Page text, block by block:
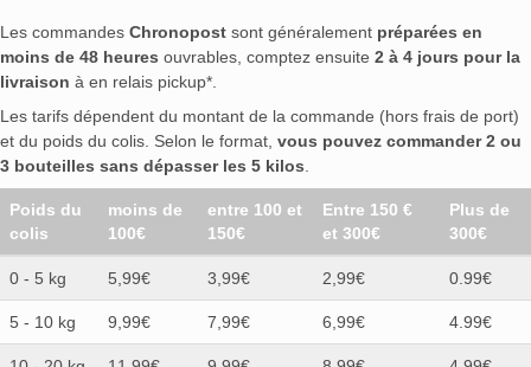
Les commandes Chronopost sont généralement préparées en
moins de 48 heures ouvrables, comptez ensuite 2 à 4 jours pour la
livraison à en relais pickup*.
Les tarifs dépendent du montant de la commande (hors frais de port)
et du poids du colis. Selon le format, vous pouvez commander 2 ou
3 bouteilles sans dépasser les 5 kilos
Poids du
colis
moins de
100€
entre 100 et
150€
Entre 150 €
et 300€
Plus de
300€
0 - 5 kg 5,99€ 3,99€ 2,99€ 0.99€
5 - 10 kg 9,99€ 7,99€ 6,99€ 4.99€